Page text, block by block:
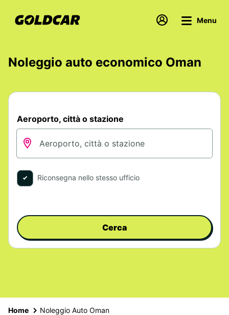
Menu
Noleggio auto economico Oman
Aeroporto, città o stazione
Riconsegna nello stesso ufficio
Cerca
Home Noleggio Auto Oman